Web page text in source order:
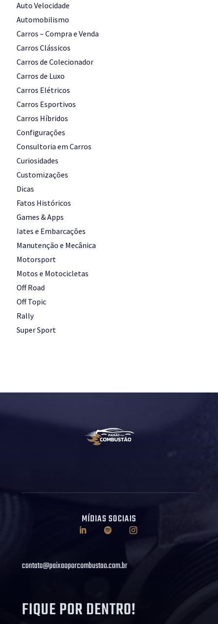
Auto Velocidade
Automobilismo
Carros – Compra e Venda
Carros Clássicos
Carros de Colecionador
Carros de Luxo
Carros Elétricos
Carros Esportivos
Carros Híbridos
Configurações
Consultoria em Carros
Curiosidades
Customizações
Dicas
Fatos Históricos
Games & Apps
Iates e Embarcações
Manutenção e Mecânica
Motorsport
Motos e Motocicletas
Off Road
Off Topic
Rally
Super Sport
MÍDIAS SOCIAIS
contato@paixaoporcombustao.com.br
FIQUE POR DENTRO!